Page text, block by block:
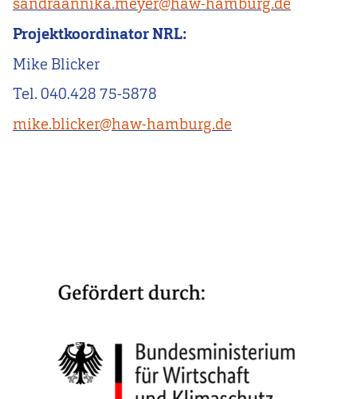
Projektkoordinator NRL:
Mike Blicker
Tel. 040.428 75-5878
mike.blicker@haw-hamburg.de